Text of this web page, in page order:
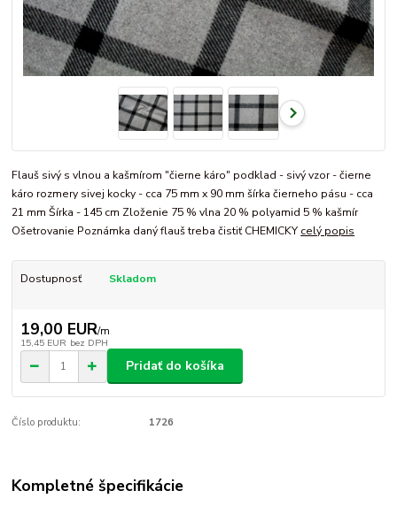
Flauš sivý s vlnou a kašmírom "čierne káro" podklad - sivý vzor - čierne
káro rozmery sivej kocky - cca 75 mm x 90 mm šírka čierneho pásu - cca
21 mm Šírka - 145 cm Zloženie 75 % vlna 20 % polyamid 5 % kašmír
Ošetrovanie Poznámka daný flauš treba čistiť CHEMICKY celý popis
Dostupnosť Skladom
19,00 EUR/m
15,45 EUR bez DPH
Pridať do košíka
Číslo produktu: 1726
Kompletné špecifikácie